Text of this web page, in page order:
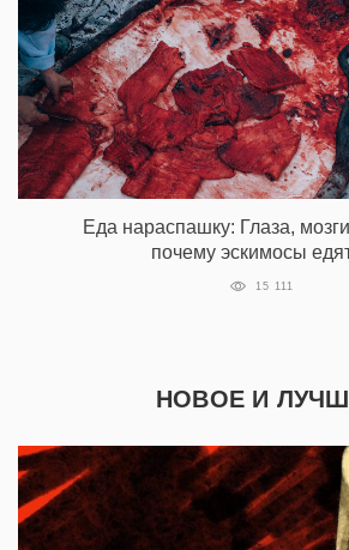
Еда нараспашку: Глаза,
почему эскимосы
15 111
НОВОЕ И